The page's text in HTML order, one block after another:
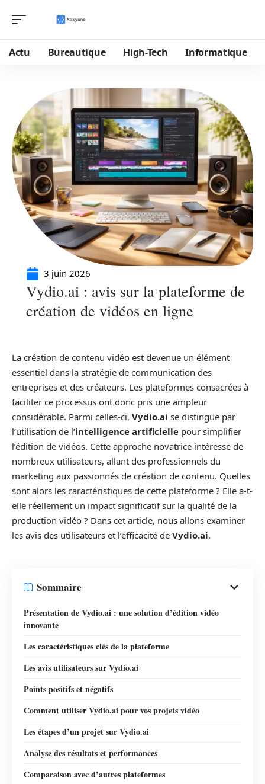
Actu Bureautique High-Tech Informatique
3 juin 2026
Vydio.ai : avis sur la plateforme de
création de vidéos en ligne
La création de contenu vidéo est devenue un élément
essentiel dans la stratégie de communication des
entreprises et des créateurs. Les plateformes consacrées à
faciliter ce processus ont donc pris une ampleur
considérable. Parmi celles-ci, Vydio.ai se distingue par
l’utilisation de l’intelligence artificielle pour simplifier
l’édition de vidéos. Cette approche novatrice intéresse de
nombreux utilisateurs, allant des professionnels du
marketing aux passionnés de création de contenu. Quelles
sont alors les caractéristiques de cette plateforme ? Elle a-t-
elle réellement un impact significatif sur la qualité de la
production vidéo ? Dans cet article, nous allons examiner
les avis des utilisateurs et l’efficacité de Vydio.ai.
Sommaire
Présentation de Vydio.ai : une solution d’édition vidéo
innovante
Les caractéristiques clés de la plateforme
Les avis utilisateurs sur Vydio.ai
Points positifs et négatifs
Comment utiliser Vydio.ai pour vos projets vidéo
Les étapes d’un projet sur Vydio.ai
Analyse des résultats et performances
Comparaison avec d’autres plateformes